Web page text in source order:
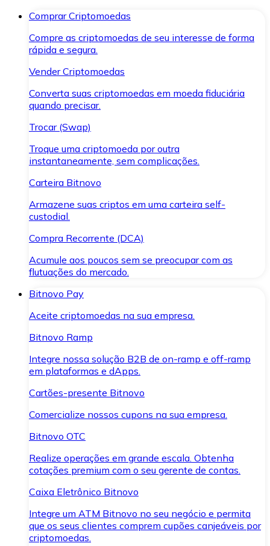
Comprar Criptomoedas
Compre as criptomoedas de seu interesse de forma
rápida e segura.
Vender Criptomoedas
Converta suas criptomoedas em moeda fiduciária
quando precisar.
Trocar (Swap)
Troque uma criptomoeda por outra
instantaneamente, sem complicações.
Carteira Bitnovo
Armazene suas criptos em uma carteira self-
custodial.
Compra Recorrente (DCA)
Acumule aos poucos sem se preocupar com as
flutuações do mercado.
Bitnovo Pay
Aceite criptomoedas na sua empresa.
Bitnovo Ramp
Integre nossa solução B2B de on-ramp e off-ramp
em plataformas e dApps.
Cartões-presente Bitnovo
Comercialize nossos cupons na sua empresa.
Bitnovo OTC
Realize operações em grande escala. Obtenha
cotações premium com o seu gerente de contas.
Caixa Eletrônico Bitnovo
Integre um ATM Bitnovo no seu negócio e permita
que os seus clientes comprem cupões canjeáveis por
criptomoedas.